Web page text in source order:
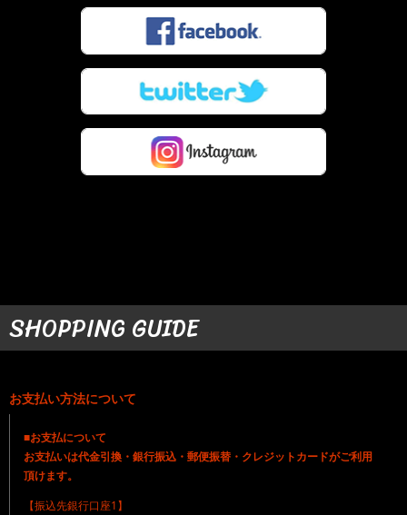
SHOPPING GUIDE
お支払い方法について
■お支払について
お支払いは代金引換・銀行振込・郵便振替・クレジットカードがご利用
頂けます。
【振込先銀行口座1】